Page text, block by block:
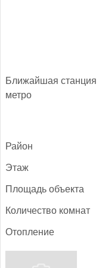
Бли­жай­шая стан­ция
мет­ро
Рай­он
Этаж
Пло­щадь объ­ек­та
Ко­личес­тво ком­нат
Отоп­ле­ние